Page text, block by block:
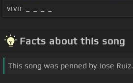
vivir _ _ _ _
Facts about this song
This song was penned by Jose Ruiz.